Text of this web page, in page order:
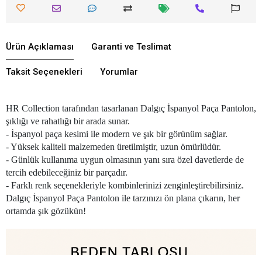
Ürün Açıklaması Garanti ve Teslimat
Taksit Seçenekleri Yorumlar
HR Collection tarafından tasarlanan Dalgıç İspanyol Paça Pantolon,
şıklığı ve rahatlığı bir arada sunar.
- İspanyol paça kesimi ile modern ve şık bir görünüm sağlar.
- Yüksek kaliteli malzemeden üretilmiştir, uzun ömürlüdür.
- Günlük kullanıma uygun olmasının yanı sıra özel davetlerde de
tercih edebileceğiniz bir parçadır.
- Farklı renk seçenekleriyle kombinlerinizi zenginleştirebilirsiniz.
Dalgıç İspanyol Paça Pantolon ile tarzınızı ön plana çıkarın, her
ortamda şık gözükün!